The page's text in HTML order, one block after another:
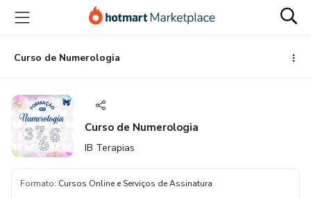
para
conteúdo
principal
para
pagamento
para
rodapé
Curso de Numerologia
Curso de Numerologia
IB Terapias
Formato: Cursos Online e Serviços de Assinatura